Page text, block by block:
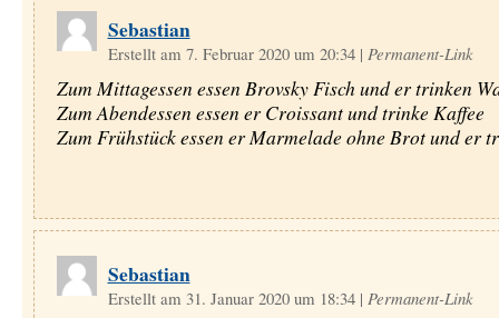
Sebastian
Erstellt am 7. Februar 2020 um 20:34 | Permanent-Link
Zum Mittagessen essen Brovsky Fisch und er trinken
Zum Abendessen essen er Croissant und trinke Kaffee
Zum Frühstück essen er Marmelade ohne Brot und er
Sebastian
Erstellt am 31. Januar 2020 um 18:34 | Permanent-Link